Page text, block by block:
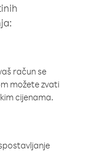
račun se
možete zvati
cijenama.